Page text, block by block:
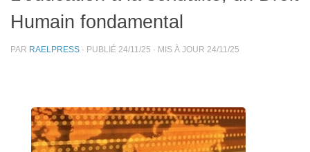
Humain fondamental
PAR RAELPRESS · PUBLIÉ 24/11/25 · MIS À JOUR 24/11/25